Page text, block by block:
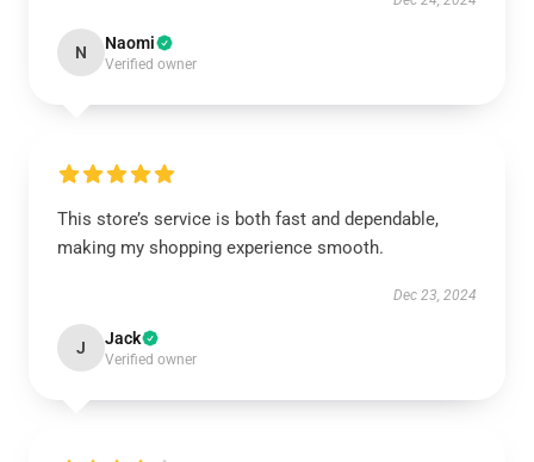
N Naomi
Verified owner
This store’s service is both fast and dependable,
making my shopping experience smooth.
Dec 23, 2024
J Jack
Verified owner